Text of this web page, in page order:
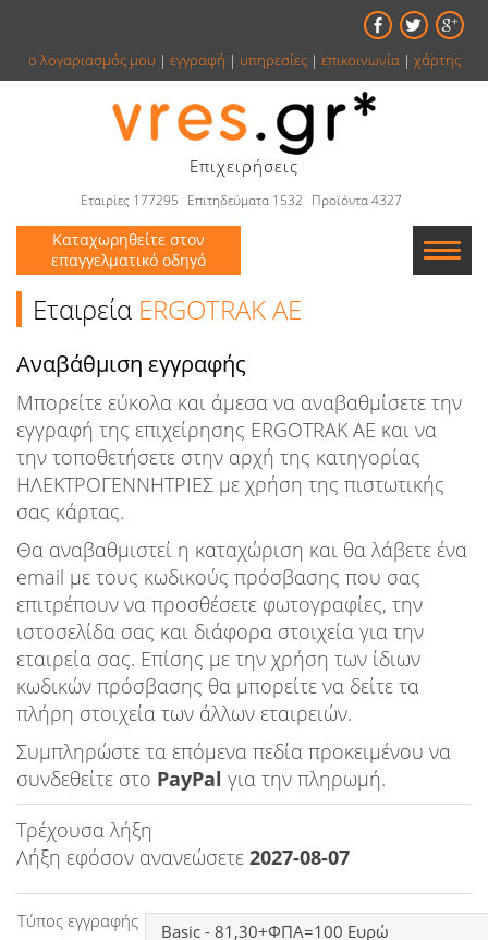
ο λογαριασμός μου | εγγραφή | υπηρεσίες| επικοινωνία| χάρτης
Επιχειρήσεις
Εταιρίες 177295 Επιτηδεύματα 1532 Προϊόντα 4327
Καταχωρηθείτε στον
επαγγελματικό οδηγό
Εταιρείες
Κατάλογος
Αγγελίες
Βιβλία
Ειδήσεις
Παιχνίδια
Ραδιόφωνο
Ταινίες
Εταιρεία ERGOTRAK ΑΕ
Αναβάθμιση εγγραφής
Μπορείτε εύκολα και άμεσα να αναβαθμίσετε την
εγγραφή της επιχείρησης ERGOTRAK ΑΕ και να
την τοποθετήσετε στην αρχή της κατηγορίας
ΗΛΕΚΤΡΟΓΕΝΝΗΤΡΙΕΣ με χρήση της πιστωτικής
σας κάρτας.
Θα αναβαθμιστεί η καταχώριση και θα λάβετε ένα
email με τους κωδικούς πρόσβασης που σας
επιτρέπουν να προσθέσετε φωτογραφίες, την
ιστοσελίδα σας και διάφορα στοιχεία για την
εταιρεία σας. Επίσης με την χρήση των ίδιων
κωδικών πρόσβασης θα μπορείτε να δείτε τα
πλήρη στοιχεία των άλλων εταιρειών.
Συμπληρώστε τα επόμενα πεδία προκειμένου να
συνδεθείτε στο PayPal για την πληρωμή.
Τρέχουσα λήξη
Λήξη εφόσον ανανεώσετε 2027-08-07
Τύπος εγγραφής